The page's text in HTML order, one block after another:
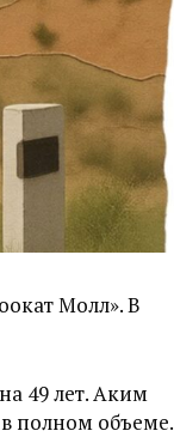
Молл». В
49 лет. Аким
в полном объеме.